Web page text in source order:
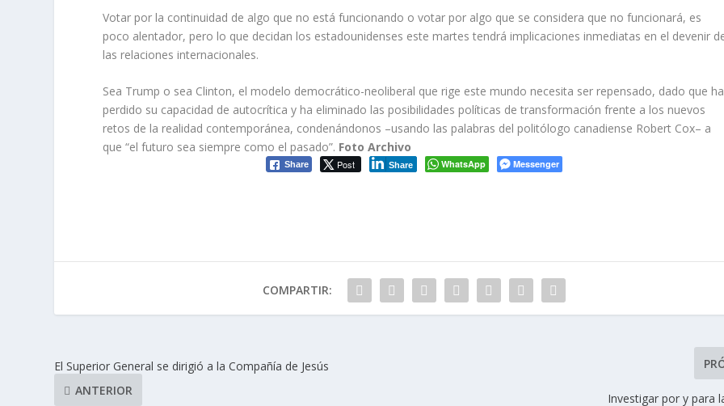
Votar por la continuidad de algo que no está funcionando o votar por algo que se considera que no funcionará, es
poco alentador, pero lo que decidan los estadounidenses este martes tendrá implicaciones inmediatas en el devenir
las relaciones internacionales.
Sea Trump o sea Clinton, el modelo democrático-neoliberal que rige este mundo necesita ser repensado, dado que ha
perdido su capacidad de autocrítica y ha eliminado las posibilidades políticas de transformación frente a los nuevos
retos de la realidad contemporánea, condenándonos –usando las palabras del politólogo canadiense Robert Cox– a
que “el futuro sea siempre como el pasado”. Foto Archivo
Share Post Share WhatsApp Messenger
COMPARTIR:
El Superior General se dirigió a la Compañía de Jesús
ANTERIOR
Investigar por y para